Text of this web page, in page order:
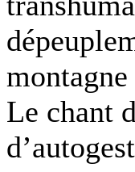
Le chant